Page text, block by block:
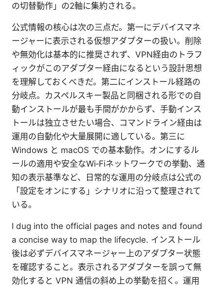
の切替動作」の2軸に集約される。
公式情報の核心は次の三点だ。第一にデバイスマネ
ージャーに表示される仮想アダプターの扱い。削除
や無効化は基本的に推奨されず、VPN経由のトラフ
ィックがこのアダプター経由になるという設計思想
を理解しておくべきだ。第二にインストール経路の
分岐点。カスペルスキー製品と同梱される形での自
動インストールが最も手間がかからず、手動インス
トールは独立させたい場合、コマンドライン経由は
運用の自動化や大量展開に適している。第三に
Windows と macOS での基本動作。オンにするル
ールの適用や安全なWi‑Fiネットワークでの挙動、通
知の表示基準など、日常的な運用の分岐点は公式の
「設定をオンにする」シナリオに沿って整理されて
いる。
I dug into the official pages and notes and found
a concise way to map the lifecycle. インストール
後は必ずデバイスマネージャー上のアダプター状態
を確認すること。表示されるアダプターを誤って無
効化すると VPN 通信の斜め上の挙動を招く。運用